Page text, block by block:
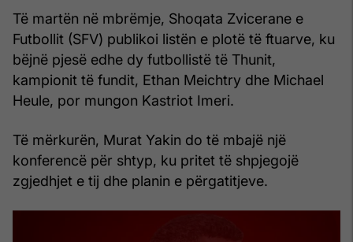
Të martën në mbrëmje, Shoqata Zvicerane e
Futbollit (SFV) publikoi listën e plotë të ftuarve, ku
bëjnë pjesë edhe dy futbollistë të Thunit,
kampionit të fundit, Ethan Meichtry dhe Michael
Heule, por mungon Kastriot Imeri.
Të mërkurën, Murat Yakin do të mbajë një
konferencë për shtyp, ku pritet të shpjegojë
zgjedhjet e tij dhe planin e përgatitjeve.